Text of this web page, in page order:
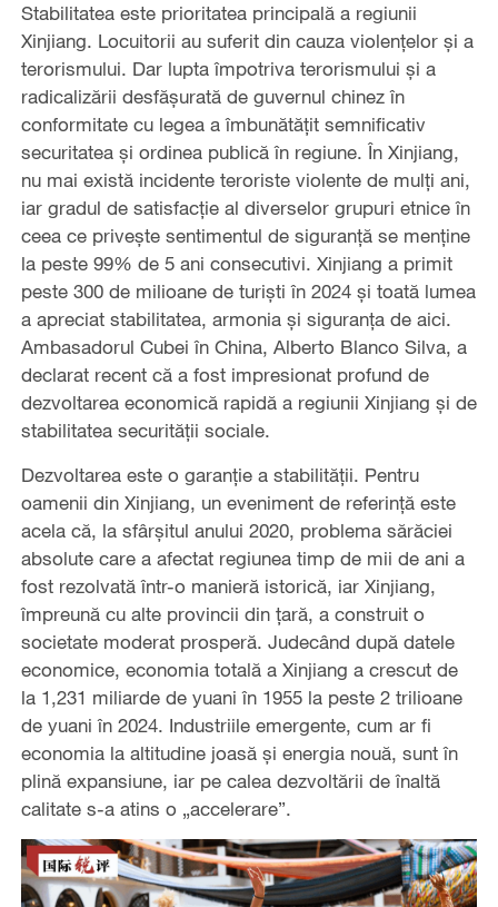
Stabilitatea este prioritatea principală a regiunii
Xinjiang. Locuitorii au suferit din cauza violențelor și a
terorismului. Dar lupta împotriva terorismului și a
radicalizării desfășurată de guvernul chinez în
conformitate cu legea a îmbunătățit semnificativ
securitatea și ordinea publică în regiune. În Xinjiang,
nu mai există incidente teroriste violente de mulți ani,
iar gradul de satisfacție al diverselor grupuri etnice în
ceea ce privește sentimentul de siguranță se menține
la peste 99% de 5 ani consecutivi. Xinjiang a primit
peste 300 de milioane de turiști în 2024 și toată lumea
a apreciat stabilitatea, armonia și siguranța de aici.
Ambasadorul Cubei în China, Alberto Blanco Silva, a
declarat recent că a fost impresionat profund de
dezvoltarea economică rapidă a regiunii Xinjiang și de
stabilitatea securității sociale.
Dezvoltarea este o garanție a stabilității. Pentru
oamenii din Xinjiang, un eveniment de referință este
acela că, la sfârșitul anului 2020, problema sărăciei
absolute care a afectat regiunea timp de mii de ani a
fost rezolvată într-o manieră istorică, iar Xinjiang,
împreună cu alte provincii din țară, a construit o
societate moderat prosperă. Judecând după datele
economice, economia totală a Xinjiang a crescut de
la 1,231 miliarde de yuani în 1955 la peste 2 trilioane
de yuani în 2024. Industriile emergente, cum ar fi
economia la altitudine joasă și energia nouă, sunt în
plină expansiune, iar pe calea dezvoltării de înaltă
calitate s-a atins o „accelerare”.